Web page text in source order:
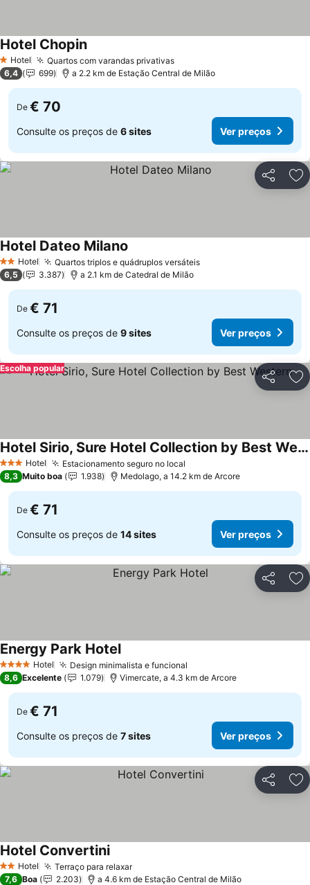
1 Estrelas
Hotel Quartos com varandas privativas
Hotel Chopin
6,4 699 a 2.2 km de Estação Central de Milão
De € 70
Consulte os preços de 6 sites Ver preços
Partilhar
2 Estrelas
Hotel Quartos triplos e quádruplos versáteis
Hotel Dateo Milano
6,5 3.387 a 2.1 km de Catedral de Milão
De € 71
Consulte os preços de 9 sites Ver preços
Partilhar
Escolha popular
3 EstrelasHotel Estacionamento seguro no local
Hotel Sirio, Sure Hotel Collection by Best Western
8,3 Muito boa 1.938 Medolago, a 14.2 km de Arcore
De € 71
Consulte os preços de 14 sites Ver preços
Partilhar
4 EstrelasHotel Design minimalista e funcional
Energy Park Hotel
8,6 Excelente 1.079 Vimercate, a 4.3 km de Arcore
De € 71
Consulte os preços de 7 sites Ver preços
Partilhar
2 Estrelas
Hotel Terraço para relaxar
Hotel Convertini
7,6 Boa 2.203 a 4.6 km de Estação Central de Milão